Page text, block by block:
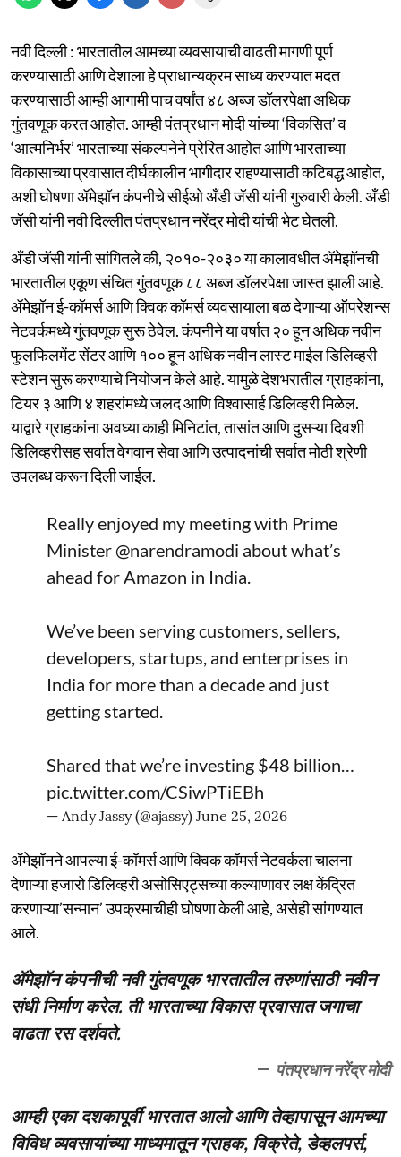
नवी दिल्ली : भारतातील आमच्या व्यवसायाची वाढती मागणी पूर्ण
करण्यासाठी आणि देशाला हे प्राधान्यक्रम साध्य करण्यात मदत
करण्यासाठी आम्ही आगामी पाच वर्षांत ४८ अब्ज डॉलरपेक्षा अधिक
गुंतवणूक करत आहोत. आम्ही पंतप्रधान मोदी यांच्या ‘विकसित’ व
‘आत्मनिर्भर’ भारताच्या संकल्पनेने प्रेरित आहोत आणि भारताच्या
विकासाच्या प्रवासात दीर्घकालीन भागीदार राहण्यासाठी कटिबद्ध आहोत,
अशी घोषणा ॲमेझॉन कंपनीचे सीईओ अँडी जॅसी यांनी गुरुवारी केली. अँडी
जॅसी यांनी नवी दिल्लीत पंतप्रधान नरेंद्र मोदी यांची भेट घेतली.
अँडी जॅसी यांनी सांगितले की, २०१०-२०३० या कालावधीत ॲमेझॉनची
भारतातील एकूण संचित गुंतवणूक ८८ अब्ज डॉलरपेक्षा जास्त झाली आहे.
ॲमेझॉन ई-कॉमर्स आणि क्विक कॉमर्स व्यवसायाला बळ देणाऱ्या ऑपरेशन्स
नेटवर्कमध्ये गुंतवणूक सुरू ठेवेल. कंपनीने या वर्षात २० हून अधिक नवीन
फुलफिलमेंट सेंटर आणि १०० हून अधिक नवीन लास्ट माईल डिलिव्हरी
स्टेशन सुरू करण्याचे नियोजन केले आहे. यामुळे देशभरातील ग्राहकांना,
टियर ३ आणि ४ शहरांमध्ये जलद आणि विश्वासार्ह डिलिव्हरी मिळेल.
याद्वारे ग्राहकांना अवघ्या काही मिनिटांत, तासांत आणि दुसऱ्या दिवशी
डिलिव्हरीसह सर्वात वेगवान सेवा आणि उत्पादनांची सर्वात मोठी श्रेणी
उपलब्ध करून दिली जाईल.
Really enjoyed my meeting with Prime
Minister@narendramodi about what’s
ahead for Amazon in India.
We’ve been serving customers, sellers,
developers, startups, and enterprises in
India for more than a decade and just
getting started.
Shared that we’re investing $48 billion…
pic.twitter.com/CSiwPTiEBh
— Andy Jassy (@ajassy) June 25, 2026
ॲमेझॉनने आपल्या ई-कॉमर्स आणि क्विक कॉमर्स नेटवर्कला चालना
देणाऱ्या हजारो डिलिव्हरी असोसिएट्सच्या कल्याणावर लक्ष केंद्रित
करणाऱ्या’सन्मान’ उपक्रमाचीही घोषणा केली आहे, असेही सांगण्यात
आले.
ॲमेझॉन कंपनीची नवी गुंतवणूक भारतातील तरुणांसाठी नवीन
संधी निर्माण करेल. ती भारताच्या विकास प्रवासात जगाचा
वाढता रस दर्शवते.
पंतप्रधान नरेंद्र मोदी
आम्ही एका दशकापूर्वी भारतात आलो आणि तेव्हापासून आमच्या
विविध व्यवसायांच्या माध्यमातून ग्राहक, विक्रेते, डेव्हलपर्स,